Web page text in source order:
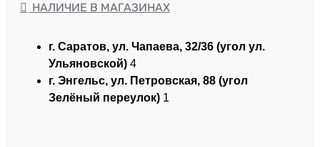
НАЛИЧИЕ В МАГАЗИНАХ
г. Саратов, ул. Чапаева, 32/36 (угол ул.
Ульяновской) 4
г. Энгельс, ул. Петровская, 88 (угол
Зелёный переулок) 1